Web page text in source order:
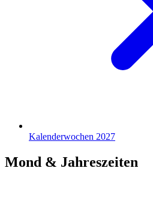
Kalenderwochen 2027
Mond & Jahreszeiten